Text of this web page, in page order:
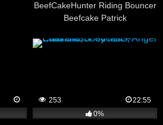
BeefCakeHunter Riding Bouncer
Beefcake Patrick
253
22:55
0%